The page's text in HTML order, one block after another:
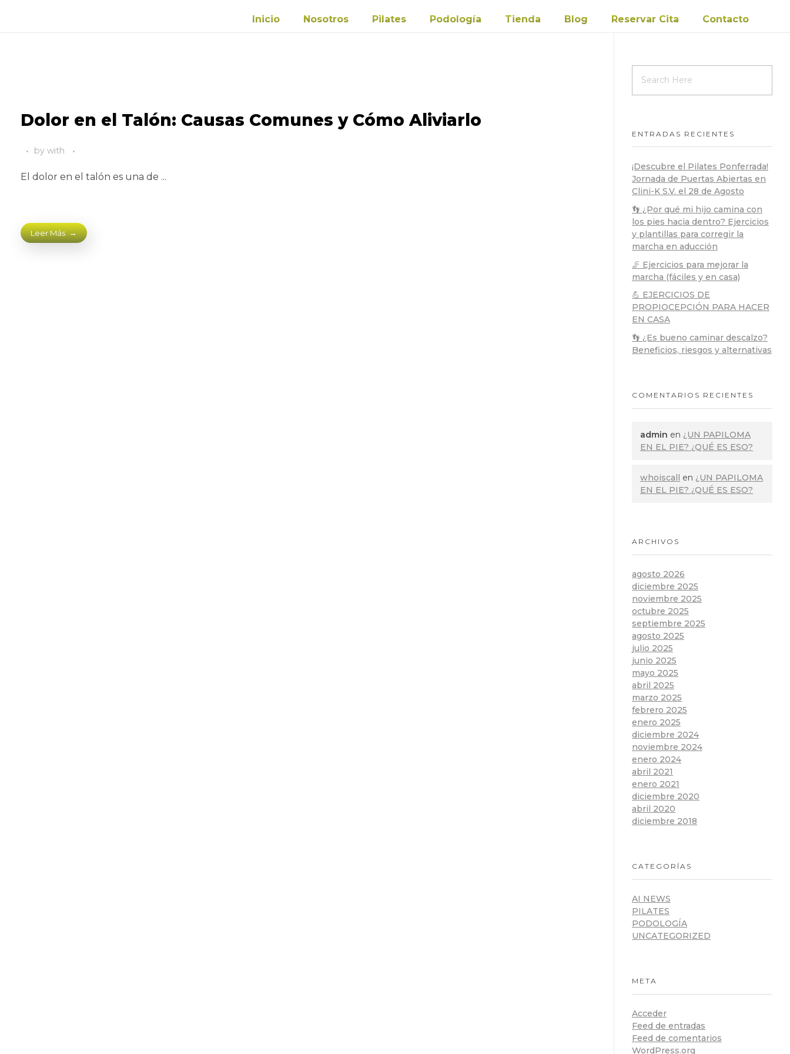
Inicio Nosotros Pilates Podología Tienda Blog Reservar Cita Contacto
Dolor en el Talón: Causas Comunes y Cómo Aliviarlo
by with
El dolor en el talón es una de ...
Leer Más
ENTRADAS RECIENTES
¡Descubre el Pilates Ponferrada!
Jornada de Puertas Abiertas en
Clini-K S.V. el 28 de Agosto
👣 ¿Por qué mi hijo camina con
los pies hacia dentro? Ejercicios
y plantillas para corregir la
marcha en aducción
🦵 Ejercicios para mejorar la
marcha (fáciles y en casa)
💪 EJERCICIOS DE
PROPIOCEPCIÓN PARA HACER
EN CASA
👣 ¿Es bueno caminar descalzo?
Beneficios, riesgos y alternativas
COMENTARIOS RECIENTES
admin en ¿UN PAPILOMA
EN EL PIE? ¿QUÉ ES ESO?
whoiscall en ¿UN PAPILOMA
EN EL PIE? ¿QUÉ ES ESO?
ARCHIVOS
agosto 2026
diciembre 2025
noviembre 2025
octubre 2025
septiembre 2025
agosto 2025
julio 2025
junio 2025
mayo 2025
abril 2025
marzo 2025
febrero 2025
enero 2025
diciembre 2024
noviembre 2024
enero 2024
abril 2021
enero 2021
diciembre 2020
abril 2020
diciembre 2018
CATEGORÍAS
AI NEWS
PILATES
PODOLOGÍA
UNCATEGORIZED
META
Acceder
Feed de entradas
Feed de comentarios
WordPress.org